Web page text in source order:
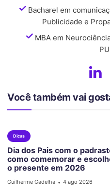
Bacharel em
Publicidade e
MBA em
Você também vai
Dicas
Dia dos Pais com o
como comemorar e
o presente em 2026
Guilherme Gadelha • 4 ago 2026